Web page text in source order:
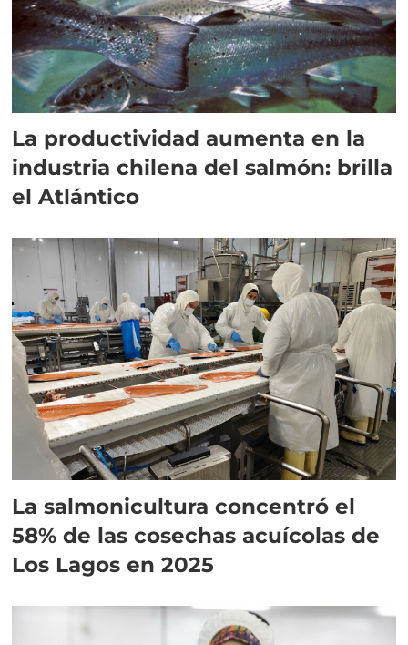
La productividad aumenta en la
industria chilena del salmón: brilla
el Atlántico
La salmonicultura concentró el
58% de las cosechas acuícolas de
Los Lagos en 2025